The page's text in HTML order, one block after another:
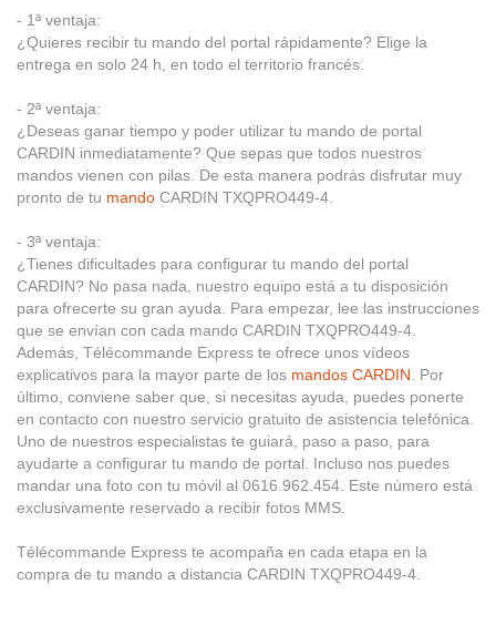
- 1ª ventaja:
¿Quieres recibir tu mando del portal rápidamente? Elige la
entrega en solo 24 h, en todo el territorio francés.
- 2ª ventaja:
¿Deseas ganar tiempo y poder utilizar tu mando de portal
CARDIN inmediatamente? Que sepas que todos nuestros
mandos vienen con pilas. De esta manera podrás disfrutar muy
pronto de tu mando CARDIN TXQPRO449-4.
- 3ª ventaja:
¿Tienes dificultades para configurar tu mando del portal
CARDIN? No pasa nada, nuestro equipo está a tu disposición
para ofrecerte su gran ayuda. Para empezar, lee las instrucciones
que se envían con cada mando CARDIN TXQPRO449-4.
Además, Télécommande Express te ofrece unos vídeos
explicativos para la mayor parte de los mandos CARDIN. Por
último, conviene saber que, si necesitas ayuda, puedes ponerte
en contacto con nuestro servicio gratuito de asistencia telefónica.
Uno de nuestros especialistas te guiará, paso a paso, para
ayudarte a configurar tu mando de portal. Incluso nos puedes
mandar una foto con tu móvil al 0616.962.454. Este número está
exclusivamente reservado a recibir fotos MMS.
Télécommande Express te acompaña en cada etapa en la
compra de tu mando a distancia CARDIN TXQPRO449-4.